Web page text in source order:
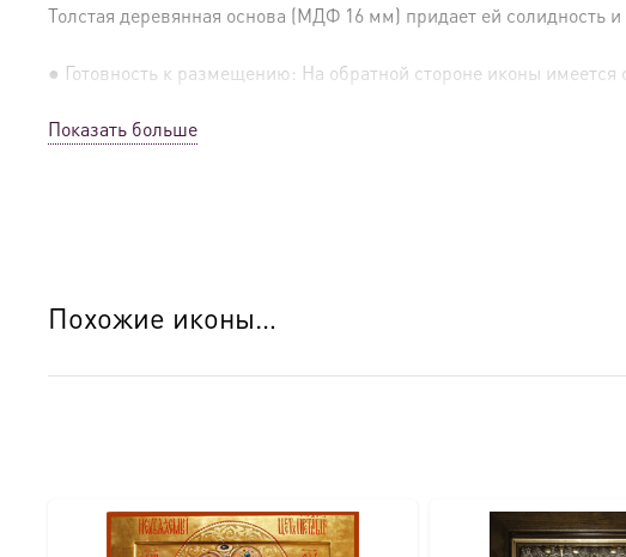
Толстая деревянная основа (МДФ 16 мм) придает ей солидность и
● Готовность к размещению: На обратной стороне иконы имеется
● Освящение: Производство освящено
Эта икона станет прекрасным духовным подарком:
Показать больше
Похожие иконы…